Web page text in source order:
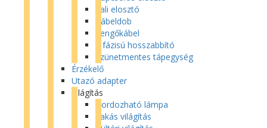
Fali elosztó
Kábeldob
Lengőkábel
3 fázisú hosszabbító
Szünetmentes tápegység
Érzékelő
Utazó adapter
Világítás
Hordozható lámpa
Lakás világítás